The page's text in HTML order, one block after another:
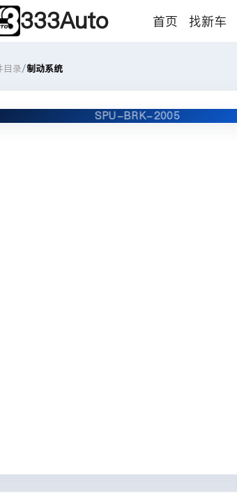
333Auto 首页 找新车
目录/制动系统
SPU-BRK-2005